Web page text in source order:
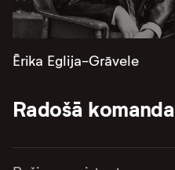
Ērika Eglija-Grāvele
Radošā komanda